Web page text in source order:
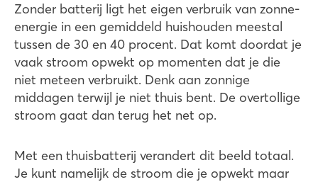
Zonder batterij ligt het eigen verbruik van zonne-
energie in een gemiddeld huishouden meestal
tussen de 30 en 40 procent. Dat komt doordat je
vaak stroom opwekt op momenten dat je die
niet meteen verbruikt. Denk aan zonnige
middagen terwijl je niet thuis bent. De overtollige
stroom gaat dan terug het net op.
Met een thuisbatterij verandert dit beeld totaal.
Je kunt namelijk de stroom die je opwekt maar